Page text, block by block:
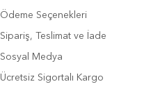
Ödeme Seçenekleri
Sipariş, Teslimat ve İade
Sosyal Medya
Ücretsiz Sigortalı Kargo